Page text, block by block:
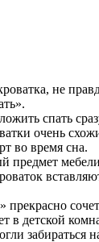
не
спать
очень
во время сна.
предмет
прекрасно
в детской
забираться